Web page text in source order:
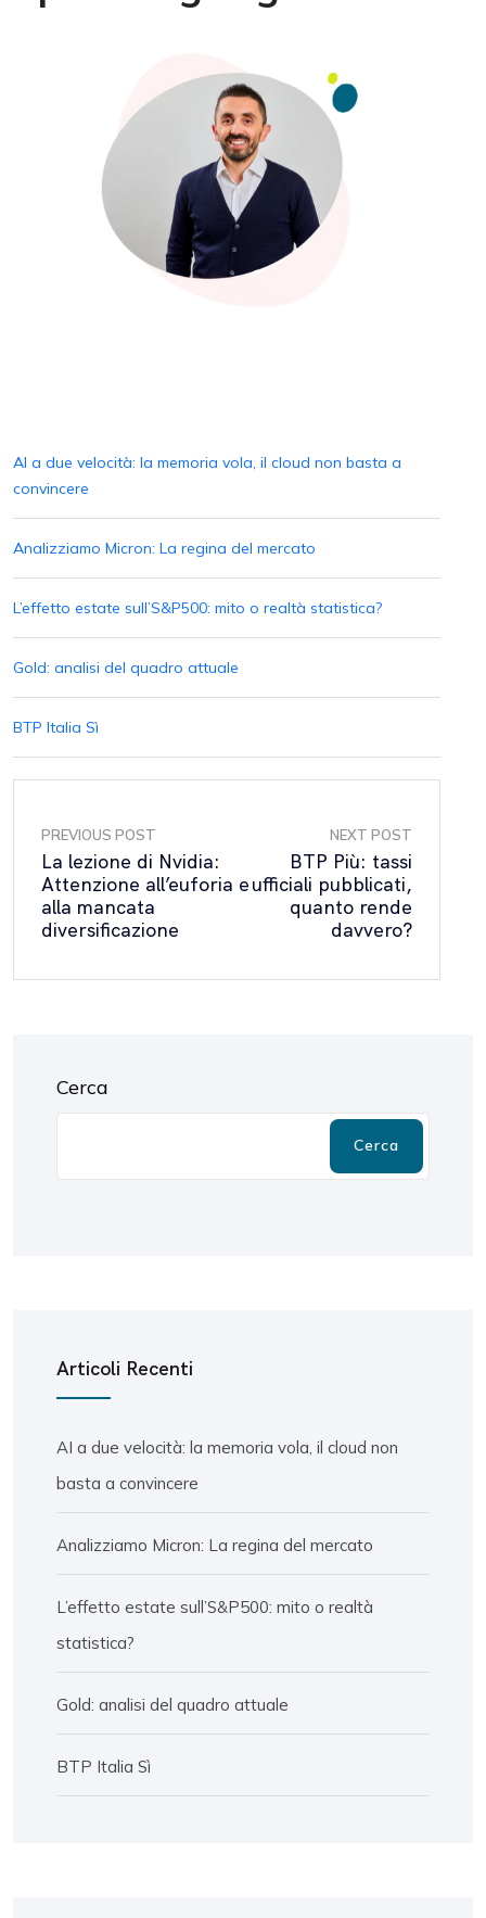
AI a due velocità: la memoria vola, il cloud non basta a
convincere
Analizziamo Micron: La regina del mercato
L’effetto estate sull’S&P500: mito o realtà statistica?
Gold: analisi del quadro attuale
BTP Italia Sì
PREVIOUS POST
La lezione di Nvidia:
Attenzione all’euforia e
alla mancata
diversificazione
NEXT POST
BTP Più: tassi
ufficiali pubblicati,
quanto rende
davvero?
Cerca
Cerca
Articoli Recenti
AI a due velocità: la memoria vola, il cloud non
basta a convincere
Analizziamo Micron: La regina del mercato
L’effetto estate sull’S&P500: mito o realtà
statistica?
Gold: analisi del quadro attuale
BTP Italia Sì